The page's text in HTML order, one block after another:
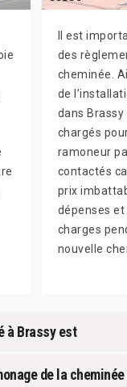
Il est
des
cheminée.
de
dans
chargés
ramoneur
contactés
prix
dépenses
charges
nouvelle
à Brassy est
de la